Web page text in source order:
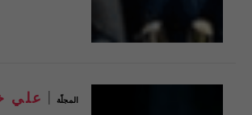
المجلّة علي